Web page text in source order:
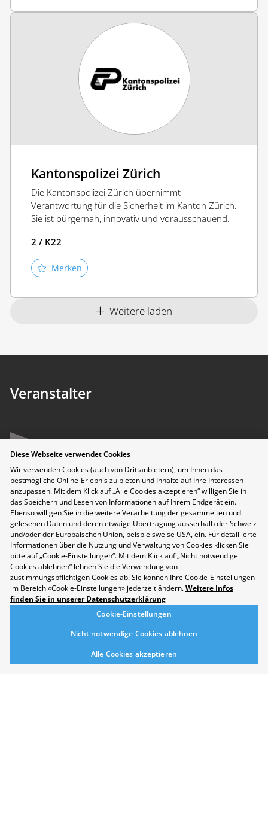
Kantonspolizei Zürich
Die Kantonspolizei Zürich übernimmt
Verantwortung für die Sicherheit im Kanton Zürich.
Sie ist bürgernah, innovativ und vorausschauend.
2 / K22
Merken
Weitere laden
Veranstalter
Datenschutzerklärung
Disclaimer
Kontakt
Cookie-Einstellungen
Berufsmesse Zürich
Diese Webseite verwendet Cookies
Wir verwenden Cookies (auch von Drittanbietern), um Ihnen das
bestmögliche Online-Erlebnis zu bieten und Inhalte auf Ihre Interessen
anzupassen. Mit dem Klick auf „Alle Cookies akzeptieren“ willigen Sie in
das Speichern und Lesen von Informationen auf Ihrem Endgerät ein.
Ebenso willigen Sie in die weitere Verarbeitung der gesammelten und
gelesenen Daten und deren etwaige Übertragung ausserhalb der Schweiz
und/oder der Europäischen Union, beispielsweise USA, ein. Für detaillierte
Informationen über die Nutzung und Verwaltung von Cookies klicken Sie
bitte auf „Cookie-Einstellungen“. Mit dem Klick auf „Nicht notwendige
Cookies ablehnen“ lehnen Sie die Verwendung von
zustimmungspflichtigen Cookies ab. Sie können Ihre Cookie-Einstellungen
im Bereich «Cookie-Einstellungen» jederzeit ändern.Weitere Infos
finden Sie in unserer Datenschutzerklärung
Cookie-Einstellungen
Nicht notwendige Cookies ablehnen
Alle Cookies akzeptieren